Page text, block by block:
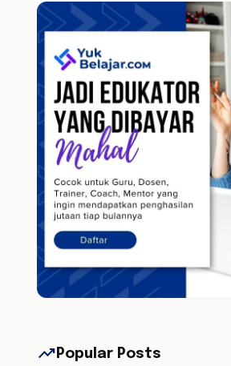
trending_up Popular Posts